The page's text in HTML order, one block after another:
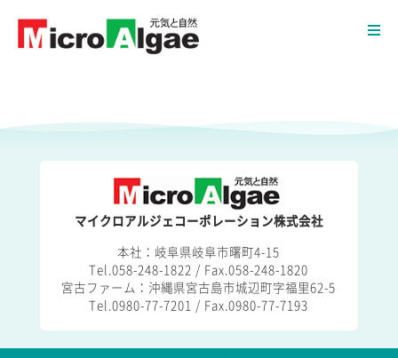
マイクロアルジェコーポレーション株式会社
本社：岐阜県岐阜市曙町4-15
Tel.058-248-1822 / Fax.058-248-1820
宮古ファーム：沖縄県宮古島市城辺町字福里62-5
Tel.0980-77-7201 / Fax.0980-77-7193